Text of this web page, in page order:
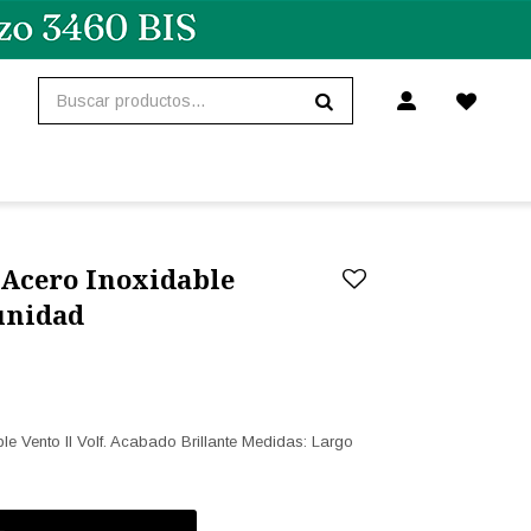
Acero Inoxidable
Vento II Volf. Acabado Brillante Medidas: Largo